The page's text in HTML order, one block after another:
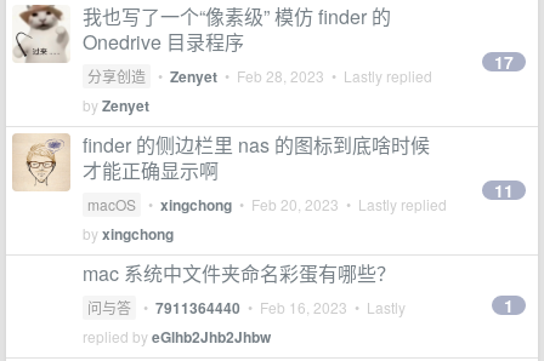
我也写了一个“像素级” 模仿 finder 的
Onedrive 目录程序
分享创造 • Zenyet • Feb 28, 2023 • Lastly replied
byZenyet
17
finder 的侧边栏里 nas 的图标到底啥时候
才能正确显示啊
macOS • xingchong • Feb 20, 2023 • Lastly replied
byxingchong
11
mac 系统中文件夹命名彩蛋有哪些？
问与答 • 7911364440 • Feb 16, 2023 • Lastly
replied byeGlhb2Jhb2Jhbw
1